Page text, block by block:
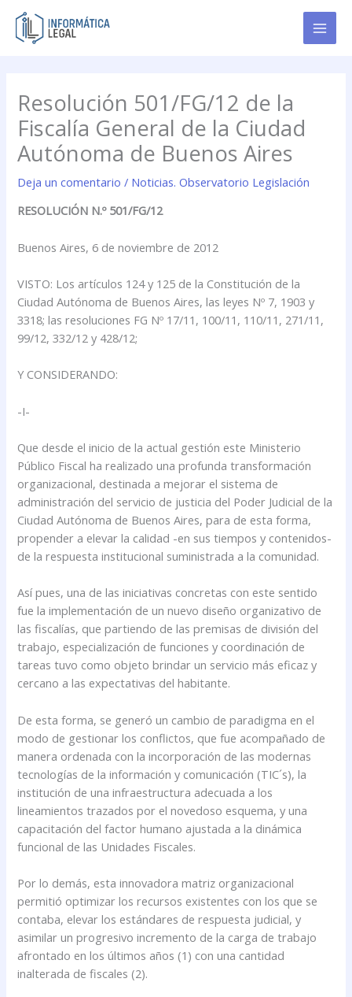
contenido
Resolución 501/FG/12 de la
Fiscalía General de la Ciudad
Autónoma de Buenos Aires
Deja un comentario / Noticias. Observatorio Legislación
RESOLUCIÓN N.º 501/FG/12
Buenos Aires, 6 de noviembre de 2012
VISTO: Los artículos 124 y 125 de la Constitución de la
Ciudad Autónoma de Buenos Aires, las leyes Nº 7, 1903 y
3318; las resoluciones FG Nº 17/11, 100/11, 110/11, 271/11,
99/12, 332/12 y 428/12;
Y CONSIDERANDO:
-I-
Que desde el inicio de la actual gestión este Ministerio
Público Fiscal ha realizado una profunda transformación
organizacional, destinada a mejorar el sistema de
administración del servicio de justicia del Poder Judicial de la
Ciudad Autónoma de Buenos Aires, para de esta forma,
propender a elevar la calidad -en sus tiempos y contenidos-
de la respuesta institucional suministrada a la comunidad.
Así pues, una de las iniciativas concretas con este sentido
fue la implementación de un nuevo diseño organizativo de
las fiscalías, que partiendo de las premisas de división del
trabajo, especialización de funciones y coordinación de
tareas tuvo como objeto brindar un servicio más eficaz y
cercano a las expectativas del habitante.
De esta forma, se generó un cambio de paradigma en el
modo de gestionar los conflictos, que fue acompañado de
manera ordenada con la incorporación de las modernas
tecnologías de la información y comunicación (TIC´s), la
institución de una infraestructura adecuada a los
lineamientos trazados por el novedoso esquema, y una
capacitación del factor humano ajustada a la dinámica
funcional de las Unidades Fiscales.
Por lo demás, esta innovadora matriz organizacional
permitió optimizar los recursos existentes con los que se
contaba, elevar los estándares de respuesta judicial, y
asimilar un progresivo incremento de la carga de trabajo
afrontado en los últimos años (1) con una cantidad
inalterada de fiscales (2).